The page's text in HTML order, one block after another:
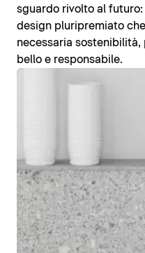
sguardo rivolto al
design pluripremiato
necessaria sostenibilità,
bello e responsabile.